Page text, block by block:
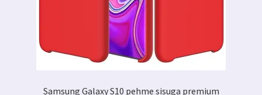
Samsung Galaxy S10 pehme sisuga premium